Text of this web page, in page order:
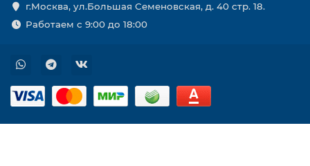
г.Москва, ул.Большая Семеновская, д. 40 стр. 18.
Работаем с 9:00 до 18:00